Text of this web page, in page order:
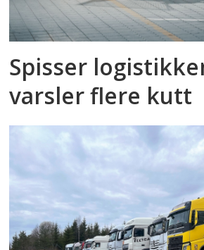
Spisser
varsler flere kutt